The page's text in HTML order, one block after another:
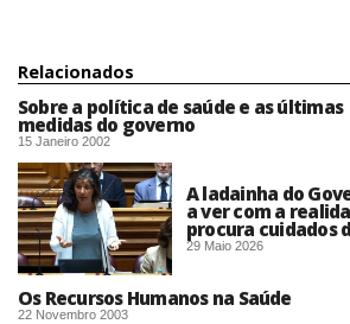
Relacionados
Sobre a política de saúde e as últimas
medidas do governo
15 Janeiro 2002
A ladainha do
a ver com a
procura cuidados
29 Maio 2026
Os Recursos Humanos na Saúde
22 Novembro 2003